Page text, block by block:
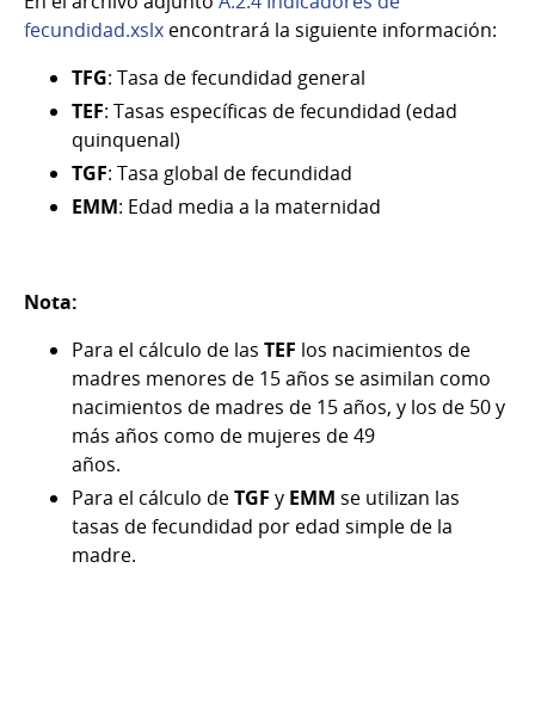
fecundidad.xslx encontrará la siguiente información:
TFG: Tasa de fecundidad general
TEF: Tasas específicas de fecundidad (edad
quinquenal)
TGF: Tasa global de fecundidad
EMM: Edad media a la maternidad
Nota:
Para el cálculo de las TEF los nacimientos de
madres menores de 15 años se asimilan como
nacimientos de madres de 15 años, y los de 50 y
más años como de mujeres de 49
años.
Para el cálculo deTGF y EMM se utilizan las
tasas de fecundidad por edad simple de la
madre.